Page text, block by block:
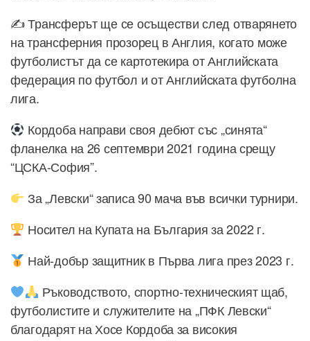
✍️ Трансферът ще се осъществи след отварянето
на трансферния прозорец в Англия, когато може
футболистът да се картотекира от Английската
федерация по футбол и от Английската футболна
лига.
Кордоба направи своя дебют със „синята“
фланелка на 26 септември 2021 година срещу
“ЦСКА-София”.
За „Левски“ записа 90 мача във всички турнири.
Носител на Купата на България за 2022 г.
Най-добър защитник в Първа лига през 2023 г.
Ръководството, спортно-техническият щаб,
футболистите и служителите на „ПФК Левски“
благодарят на Хосе Кордоба за високия